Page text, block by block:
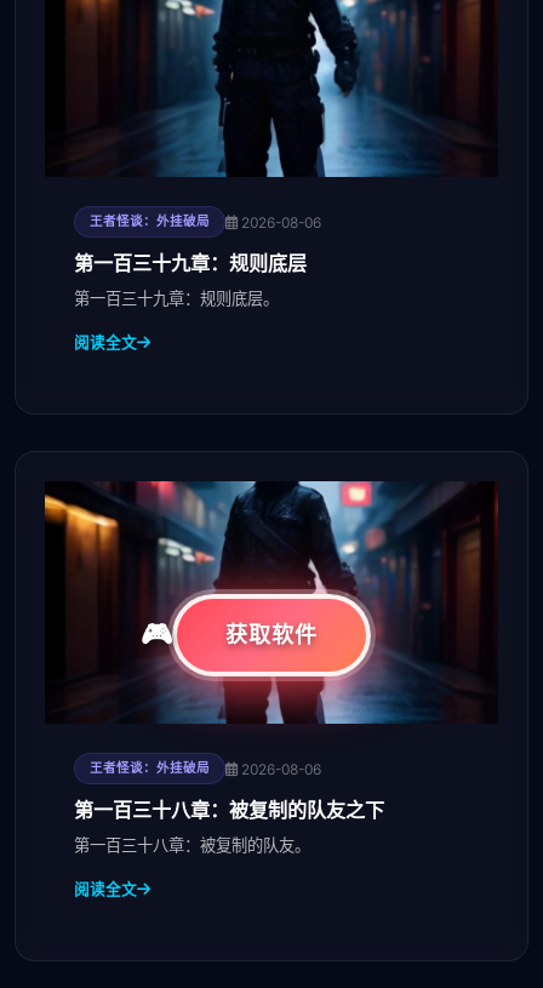
王者怪谈：外挂破局 2026-08-06
第一百三十九章：规则底层
第一百三十九章：规则底层。
阅读全文
王者怪谈：外挂破局 2026-08-06
第一百三十八章：被复制的队友之下
第一百三十八章：被复制的队友。
阅读全文
获取软件